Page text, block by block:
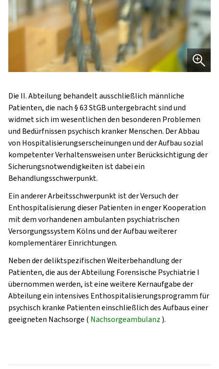
Die II. Abteilung behandelt ausschließlich männliche
Patienten, die nach § 63 StGB untergebracht sind und
widmet sich im wesentlichen den besonderen Problemen
und Bedürfnissen psychisch kranker Menschen. Der Abbau
von Hospitalisierungserscheinungen und der Aufbau sozial
kompetenter Verhaltensweisen unter Berücksichtigung der
Sicherungsnotwendigkeiten ist dabei ein
Behandlungsschwerpunkt.
Ein anderer Arbeitsschwerpunkt ist der Versuch der
Enthospitalisierung dieser Patienten in enger Kooperation
mit dem vorhandenen ambulanten psychiatrischen
Versorgungssystem Kölns und der Aufbau weiterer
komplementärer Einrichtungen.
Neben der deliktspezifischen Weiterbehandlung der
Patienten, die aus der Abteilung Forensische Psychiatrie I
übernommen werden, ist eine weitere Kernaufgabe der
Abteilung ein intensives Enthospitalisierungsprogramm für
psychisch kranke Patienten einschließlich des Aufbaus einer
geeigneten Nachsorge ( Nachsorgeambulanz ).